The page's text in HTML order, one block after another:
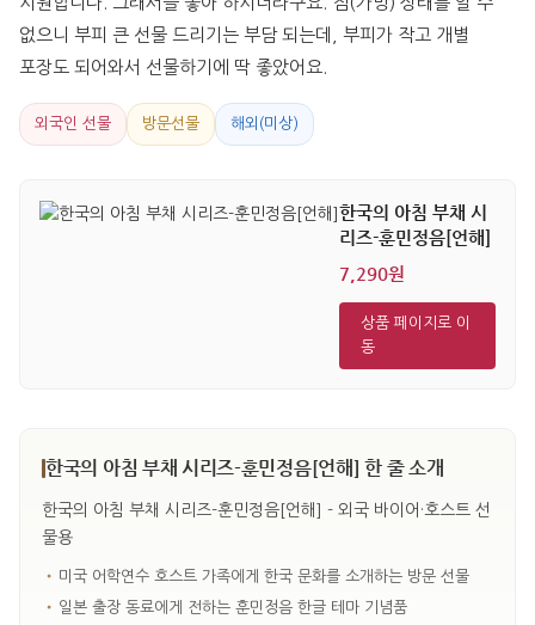
없으니 부피 큰 선물 드리기는 부담 되는데, 부피가 작고 개별
포장도 되어와서 선물하기에 딱 좋았어요.
외국인 선물 방문선물 해외(미상)
한국의 아침 부채 시
리즈-훈민정음[언해]
7,290원
상품 페이지로 이
동
한국의 아침 부채 시리즈-훈민정음[언해] 한 줄 소개
한국의 아침 부채 시리즈-훈민정음[언해] - 외국 바이어·호스트 선
물용
• 미국 어학연수 호스트 가족에게 한국 문화를 소개하는 방문 선물
• 일본 출장 동료에게 전하는 훈민정음 한글 테마 기념품